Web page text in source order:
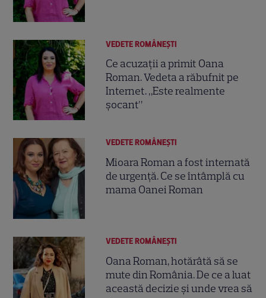
VEDETE ROMÂNEŞTI
Ce acuzații a primit Oana
Roman. Vedeta a răbufnit pe
Internet. „Este realmente
șocant”
VEDETE ROMÂNEŞTI
Mioara Roman a fost internată
de urgență. Ce se întâmplă cu
mama Oanei Roman
VEDETE ROMÂNEŞTI
Oana Roman, hotărâtă să se
mute din România. De ce a luat
această decizie și unde vrea să